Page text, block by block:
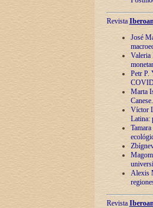
Revista
José
Valeria
Petr P.
Marta
Víctor
Latina:
Alexis
Revista